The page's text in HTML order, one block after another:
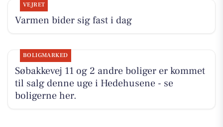
VEJRET
Varmen bider sig fast i dag
BOLIGMARKED
Søbakkevej 11 og 2 andre boliger er kommet
til salg denne uge i Hedehusene - se
boligerne her.